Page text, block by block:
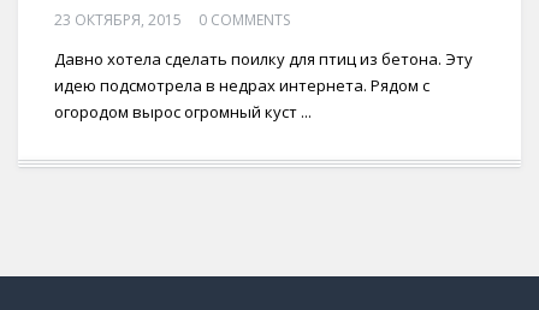
23 ОКТЯБРЯ, 2015 0 COMMENTS
Давно хотела сделать поилку для птиц из бетона. Эту
идею подсмотрела в недрах интернета. Рядом с
огородом вырос огромный куст ...